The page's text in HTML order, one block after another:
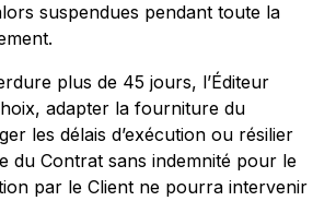
suspendues pendant toute la
plus de 45 jours, l’Éditeur
adapter la fourniture du
les délais d’exécution ou résilier
du Contrat sans indemnité pour le
par le Client ne pourra intervenir